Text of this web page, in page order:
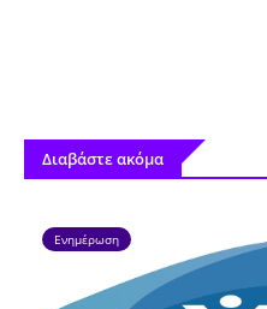
Διαβάστε ακόμα
Ενημέρωση